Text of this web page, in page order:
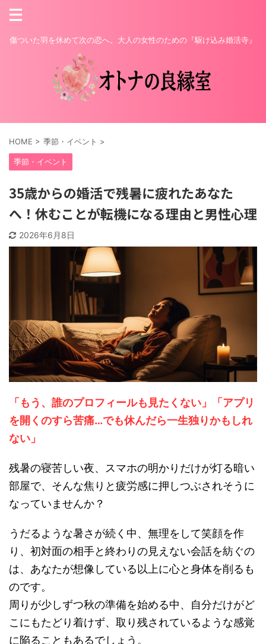
傷ついた羽を休めて次の恋へ。大人の女性のための『駆け込み婚活寺』
HOME > 季節・イベント >
季節・イベント
35歳からの婚活で残暑に疲れたあなた
へ！休むことが転機になる理由と男性心理
2026年6月8日
「もう、誰のプロフィールも見たくない」「アプリ
を開くのすら苦痛…でも休んだら一生独りかもしれ
ない」
残暑の寝苦しい夜、スマホの明かりだけが灯る暗い
部屋で、そんな焦りと疲労感に押しつぶされそうに
なっていませんか？
うだるような暑さが続く中、無理をして笑顔を作
り、初対面の相手と終わりの見えない会話を紡ぐの
は、あなたが想像している以上に心と身体を削るも
のです。
周りが少しずつ秋の準備を始める中、自分だけがど
こにもたどり着けず、取り残されているような感覚
に陥ることもあるでしょう。